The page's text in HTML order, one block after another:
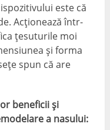
este că
Acționează într-
țesuturile moi
și forma
spun că are
beneficii și
a nasului: